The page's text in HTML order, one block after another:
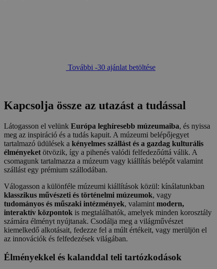
További -30 ajánlat betöltése
Kapcsolja össze az utazást a tudással
Látogasson el velünk Európa leghíresebb múzeumaiba, és nyissa
meg az inspiráció és a tudás kapuit. A múzeumi belépőjegyet
tartalmazó üdülések a kényelmes szállást és a gazdag kulturális
élményeket ötvözik, így a pihenés valódi felfedezőúttá válik. A
csomagunk tartalmazza a múzeum vagy kiállítás belépőt valamint
szállást egy prémium szállodában.
Válogasson a különféle múzeumi kiállítások közül: kínálatunkban
klasszikus művészeti és történelmi múzeumok, vagy
tudományos és műszaki intézmények, valamint modern,
interaktív központok is megtalálhatók, amelyek minden korosztály
számára élményt nyújtanak. Csodálja meg a világművészet
kiemelkedő alkotásait, fedezze fel a múlt értékeit, vagy merüljön el
az innovációk és felfedezések világában.
Élményekkel és kalanddal teli tartózkodások